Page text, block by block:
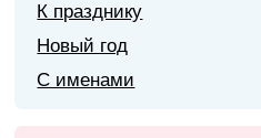
К празднику
Новый год
С именами